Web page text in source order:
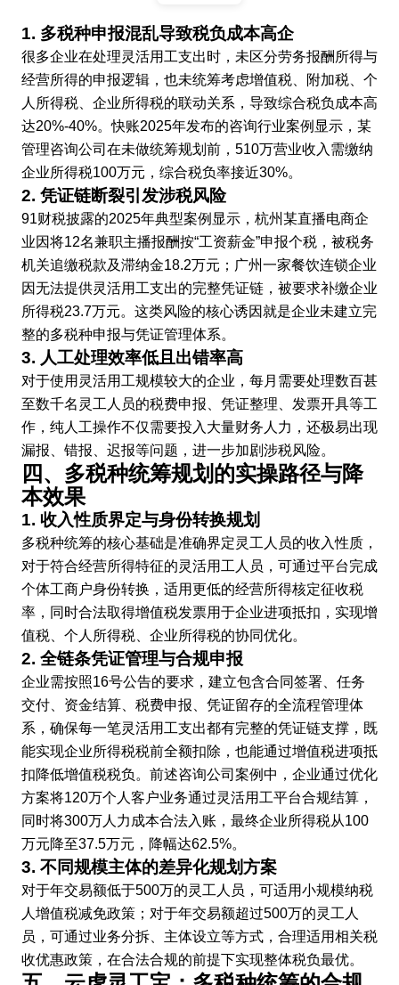
1. 多税种申报混乱导致税负成本高企
很多企业在处理灵活用工支出时，未区分劳务报酬所得与
经营所得的申报逻辑，也未统筹考虑增值税、附加税、个
人所得税、企业所得税的联动关系，导致综合税负成本高
达20%-40%。快账2025年发布的咨询行业案例显示，某
管理咨询公司在未做统筹规划前，510万营业收入需缴纳
企业所得税100万元，综合税负率接近30%。
2. 凭证链断裂引发涉税风险
91财税披露的2025年典型案例显示，杭州某直播电商企
业因将12名兼职主播报酬按“工资薪金”申报个税，被税务
机关追缴税款及滞纳金18.2万元；广州一家餐饮连锁企业
因无法提供灵活用工支出的完整凭证链，被要求补缴企业
所得税23.7万元。这类风险的核心诱因就是企业未建立完
整的多税种申报与凭证管理体系。
3. 人工处理效率低且出错率高
对于使用灵活用工规模较大的企业，每月需要处理数百甚
至数千名灵工人员的税费申报、凭证整理、发票开具等工
作，纯人工操作不仅需要投入大量财务人力，还极易出现
漏报、错报、迟报等问题，进一步加剧涉税风险。
四、多税种统筹规划的实操路径与降
本效果
1. 收入性质界定与身份转换规划
多税种统筹的核心基础是准确界定灵工人员的收入性质，
对于符合经营所得特征的灵活用工人员，可通过平台完成
个体工商户身份转换，适用更低的经营所得核定征收税
率，同时合法取得增值税发票用于企业进项抵扣，实现增
值税、个人所得税、企业所得税的协同优化。
2. 全链条凭证管理与合规申报
企业需按照16号公告的要求，建立包含合同签署、任务
交付、资金结算、税费申报、凭证留存的全流程管理体
系，确保每一笔灵活用工支出都有完整的凭证链支撑，既
能实现企业所得税税前全额扣除，也能通过增值税进项抵
扣降低增值税税负。前述咨询公司案例中，企业通过优化
方案将120万个人客户业务通过灵活用工平台合规结算，
同时将300万人力成本合法入账，最终企业所得税从100
万元降至37.5万元，降幅达62.5%。
3. 不同规模主体的差异化规划方案
对于年交易额低于500万的灵工人员，可适用小规模纳税
人增值税减免政策；对于年交易额超过500万的灵工人
员，可通过业务分拆、主体设立等方式，合理适用相关税
收优惠政策，在合法合规的前提下实现整体税负最优。